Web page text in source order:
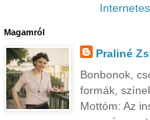
Magamról
Praliné
Bonbonok,
formák,
Mottóm: Az